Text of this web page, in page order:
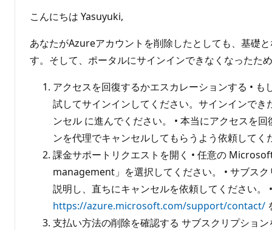
ン
ト
こんにちは Yasuyuki,
あなたがAzureアカウントを削除したとしても、基礎
す。そして、ポータルにサインインできなくなったた
アクセスを回復するかエスカレーションする •
試してサインインしてください。サインインで
ンセル に進んでください。 • 本当にアクセスを
ンを代理でキャンセルしてもらうよう依頼して
課金サポートリクエストを開く • 任意の
management」を選択してください。 • サブス
説明し、直ちにキャンセルを依頼してください
https://azure.microsoft.com/support/contact/
支払い方法の削除を確認する サブスクリプショ